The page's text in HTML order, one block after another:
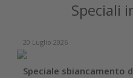
Speciali
20 Luglio 2026
Speciale sbiancamento